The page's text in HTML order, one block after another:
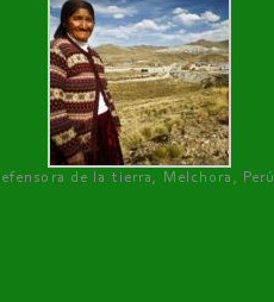
de la tierra, Melchora, Perú